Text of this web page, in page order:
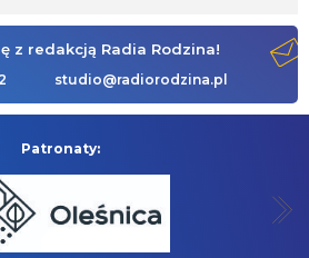
z redakcją Radia Rodzina!
studio@radiorodzina.pl
Patronaty: